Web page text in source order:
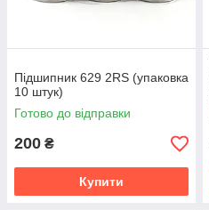
Підшипник 629 2RS (упаковка
10 штук)
Готово до відправки
200 ₴
Купити